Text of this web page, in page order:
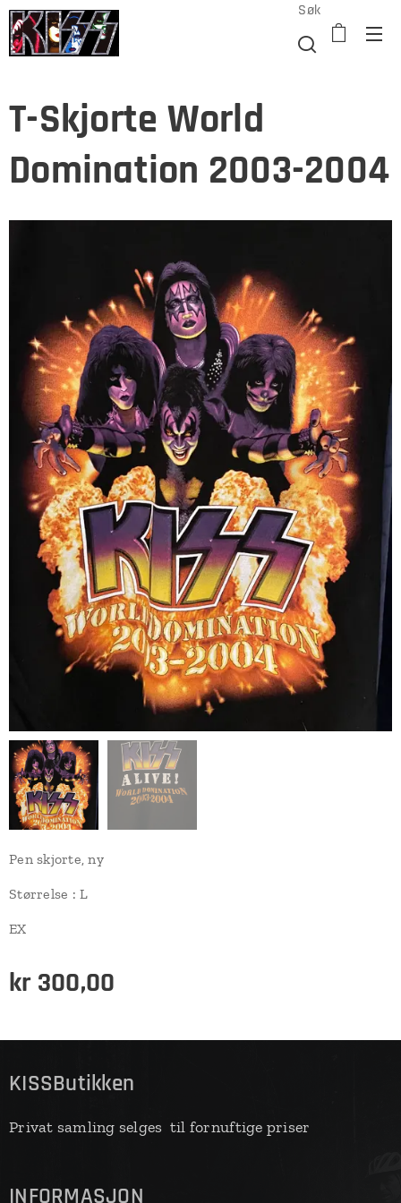
Søk
T-Skjorte World
Domination 2003-2004
Pen skjorte, ny
Størrelse : L
EX
kr 300,00
KISSButikken
Privat samling selges til fornuftige priser
INFORMASJON